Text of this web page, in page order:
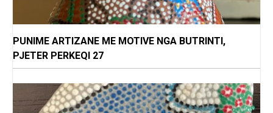
PUNIME ARTIZANE ME MOTIVE NGA BUTRINTI,
PJETER PERKEQI 27